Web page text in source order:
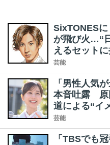
SixTONES
が飛び火…“
えるセット
芸能
「男性人気
本音吐露 原
道による“イ
芸能
「TBSでも